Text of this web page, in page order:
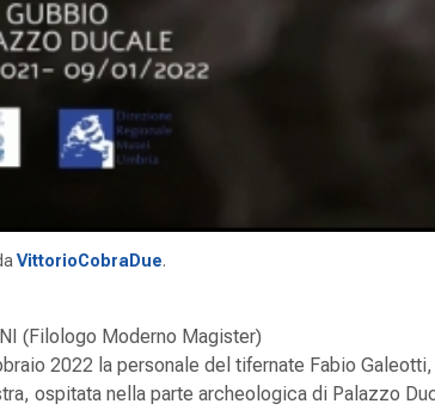
VittorioCobraDue.
(Filologo Moderno Magister)
2022 la personale del tifernate Fabio Galeotti,
ospitata nella parte archeologica di Palazzo